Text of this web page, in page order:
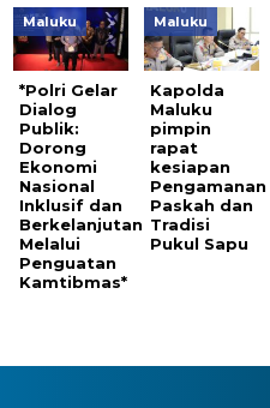
Maluku
*Polri Gelar
Dialog
Publik:
Dorong
Ekonomi
Nasional
Inklusif dan
Berkelanjutan
Melalui
Penguatan
Kamtibmas*
Maluku
Kapolda
Maluku
pimpin
rapat
kesiapan
Pengamanan
Paskah dan
Tradisi
Pukul Sapu